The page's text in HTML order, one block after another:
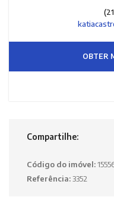
OBTER
Compartilhe:
Código do imóvel:
Referência:3352